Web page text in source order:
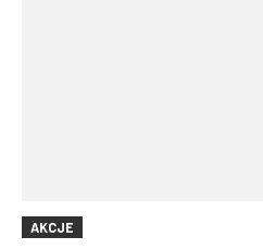
AKCJE